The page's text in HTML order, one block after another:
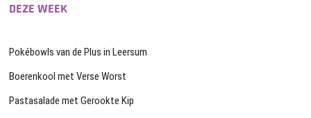
DEZE WEEK
Pokébowls van de Plus in Leersum
Boerenkool met Verse Worst
Pastasalade met Gerookte Kip